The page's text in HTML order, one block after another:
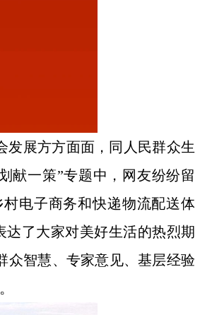
发展方方面面，同人民群众生
献一策”专题中，网友纷纷留
电子商务和快递物流配送体
了大家对美好生活的热烈期
众智慧、专家意见、基层经验